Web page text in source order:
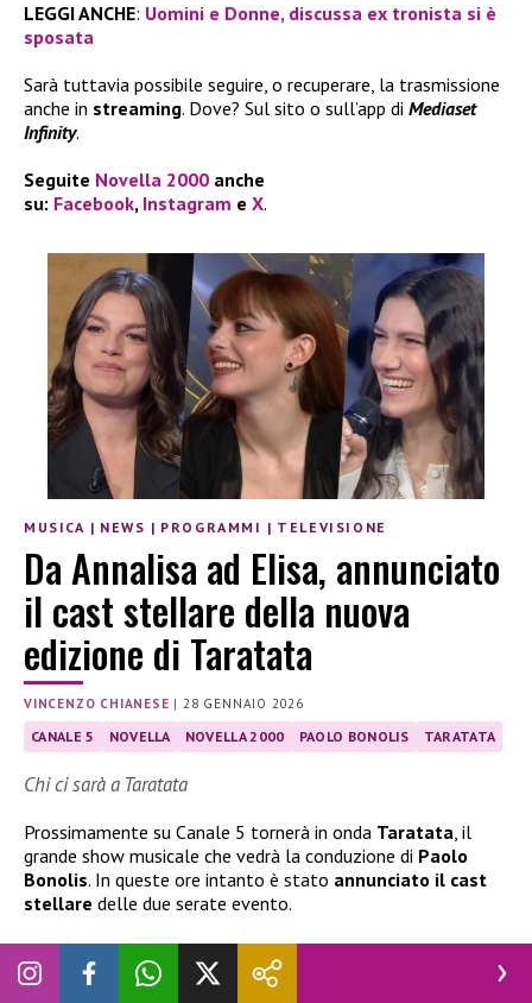
LEGGI ANCHE: Uomini e Donne, discussa ex tronista si è
sposata
Sarà tuttavia possibile seguire, o recuperare, la trasmissione
anche in streaming. Dove? Sul sito o sull’app di Mediaset
Infinity.
Seguite Novella 2000 anche
su: Facebook, Instagram e X.
MUSICA | NEWS | PROGRAMMI | TELEVISIONE
Da Annalisa ad Elisa, annunciato
il cast stellare della nuova
edizione di Taratata
VINCENZO CHIANESE |28 GENNAIO 2026
CANALE 5 NOVELLA NOVELLA 2000 PAOLO BONOLIS TARATATA
Chi ci sarà a Taratata
Prossimamente su Canale 5 tornerà in onda Taratata, il
grande show musicale che vedrà la conduzione di Paolo
Bonolis. In queste ore intanto è stato annunciato il cast
stellare delle due serate evento.
Il cast di Taratata